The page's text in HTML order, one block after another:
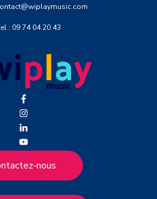
: 09 74 04 20 43
nous